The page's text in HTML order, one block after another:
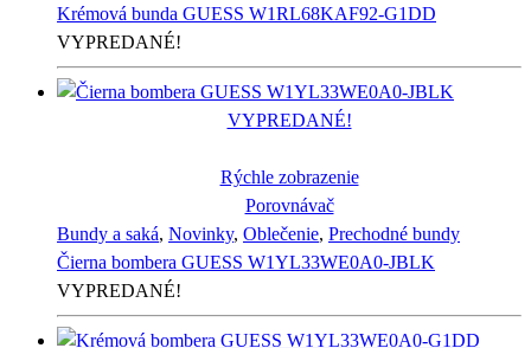
Krémová bunda GUESS W1RL68KAF92-G1DD
VYPREDANÉ!
VYPREDANÉ!
Rýchle zobrazenie
Porovnávač
Bundy a saká, Novinky, Oblečenie, Prechodné bundy
Čierna bombera GUESS W1YL33WE0A0-JBLK
VYPREDANÉ!